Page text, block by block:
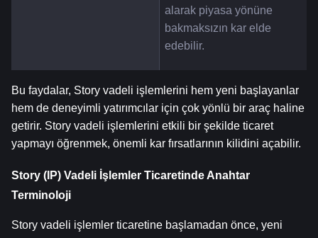
alarak piyasa yönüne
bakmaksızın kar elde
edebilir.
Bu faydalar, Story vadeli işlemlerini hem yeni başlayanlar
hem de deneyimli yatırımcılar için çok yönlü bir araç haline
getirir. Story vadeli işlemlerini etkili bir şekilde ticaret
yapmayı öğrenmek, önemli kar fırsatlarının kilidini açabilir.
Story (IP) Vadeli İşlemler Ticaretinde Anahtar
Terminoloji
Story vadeli işlemler ticaretine başlamadan önce, yeni